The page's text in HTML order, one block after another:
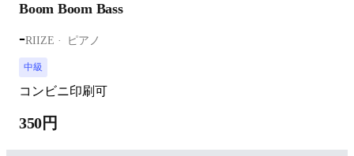
Boom Boom Bass
-RIIZE ピアノ
中級
コンビニ印刷可
350円